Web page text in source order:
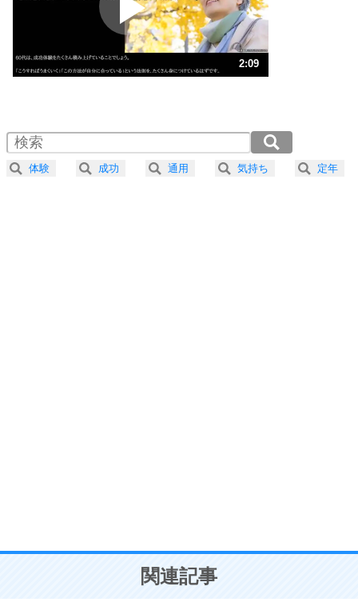
ポジティブ思考になる30の方法
ストレス対策
人生、なんとかなるもの。
気楽に生きる30の方法
4 器の大きい人は、怒りを優しさで表現する。
プラス思考
ことが大切。
2:09
2.0倍速 （254KB 1分4秒）
2.5倍速 （203KB 51秒）
3.0倍速 （170KB 43秒）
体験 成功 通用 気持ち 定年
関連記事